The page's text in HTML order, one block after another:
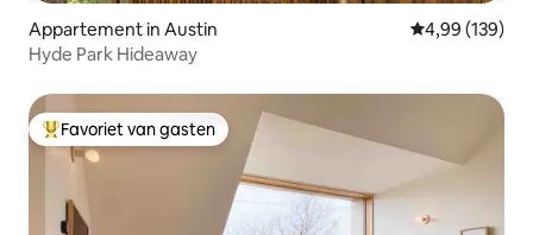
Appartement in Austin Gemiddelde
4,99 (139)
Hyde Park Hideaway
Topfavoriet van gasten
Favoriet van gasten